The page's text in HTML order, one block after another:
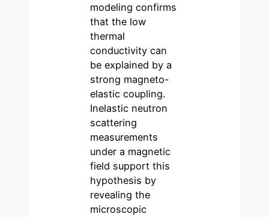
modeling confirms
that the low
thermal
conductivity can
be explained by a
strong magneto-
elastic coupling.
Inelastic neutron
scattering
measurements
under a magnetic
field support this
hypothesis by
revealing the
microscopic